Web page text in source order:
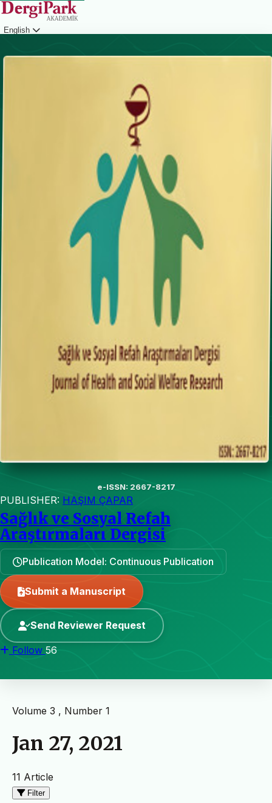
English
e-ISSN: 2667-8217
PUBLISHER: HAŞIM ÇAPAR
Sağlık ve Sosyal Refah
Araştırmaları Dergisi
Publication Model: Continuous Publication
Submit a Manuscript
Send Reviewer Request
Follow 56
Volume 3 , Number 1
Jan 27, 2021
11 Article
Filter